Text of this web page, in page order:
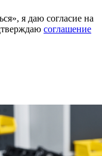
я даю согласие на
соглашение